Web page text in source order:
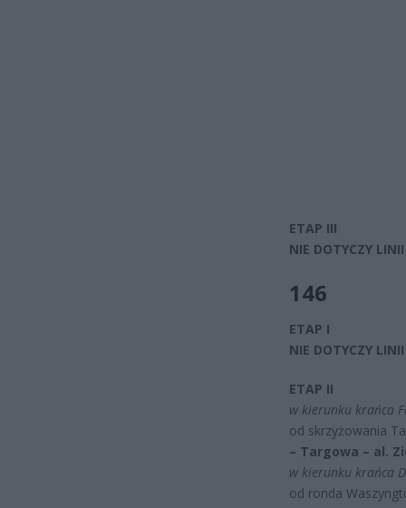
ETAP III
NIE DOTYCZY
146
ETAP I
NIE DOTYCZY
ETAP II
w kierunku krańca
od skrzyżowania
– Targowa – al.
w kierunku krańca
od ronda